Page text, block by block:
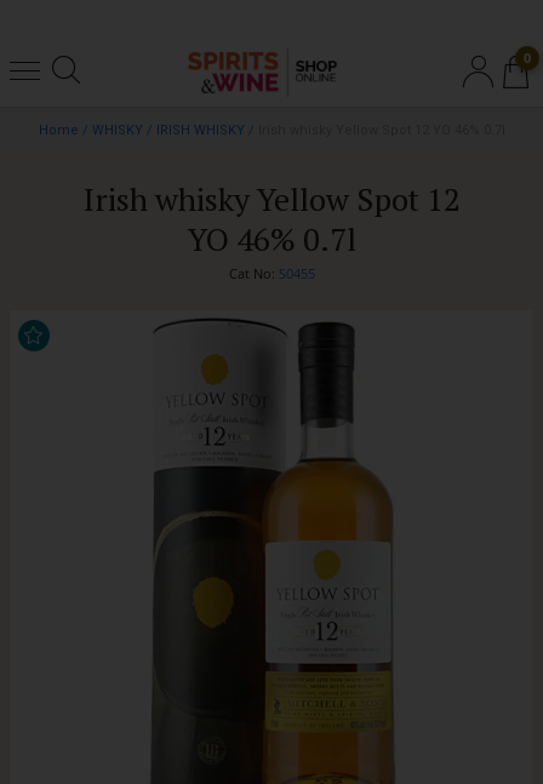
0
Home / WHISKY / IRISH WHISKY /
Irish whisky Yellow Spot 12
YO 46% 0.7l
Cat No: S0455